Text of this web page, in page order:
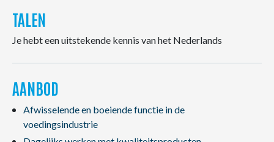
TALEN
Je hebt een uitstekende kennis van het Nederlands
AANBOD
Afwisselende en boeiende functie in de
voedingsindustrie